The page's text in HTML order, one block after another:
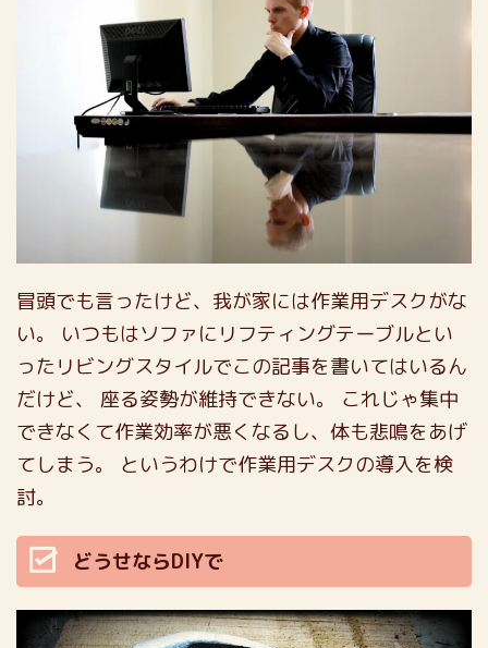
冒頭でも言ったけど、我が家には作業用デスクがな
い。
いつもはソファにリフティングテーブルとい
ったリビングスタイルでこの記事を書いてはいるん
だけど、
座る姿勢が維持できない。
これじゃ集中
できなくて作業効率が悪くなるし、体も悲鳴をあげ
てしまう。
というわけで作業用デスクの導入を検
討。
どうせならDIYで